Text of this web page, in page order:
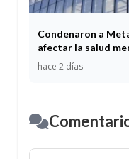
Condenaron a
afectar la salud
hace 2 días